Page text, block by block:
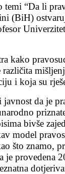
temi “Da li
(BiH)
kako
i koja su
da je
bivše
model
što znamo,
je provedena